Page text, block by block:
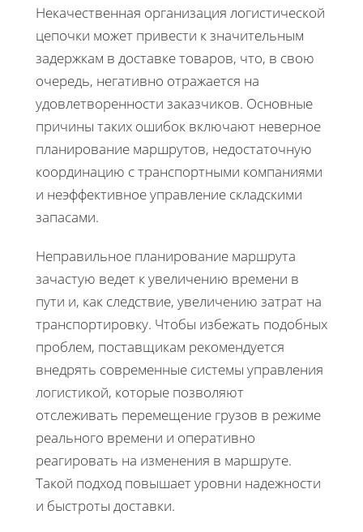
Некачественная организация логистической
цепочки может привести к значительным
задержкам в доставке товаров, что, в свою
очередь, негативно отражается на
удовлетворенности заказчиков. Основные
причины таких ошибок включают неверное
планирование маршрутов, недостаточную
координацию с транспортными компаниями
и неэффективное управление складскими
запасами.
Неправильное планирование маршрута
зачастую ведет к увеличению времени в
пути и, как следствие, увеличению затрат на
транспортировку. Чтобы избежать подобных
проблем, поставщикам рекомендуется
внедрять современные системы управления
логистикой, которые позволяют
отслеживать перемещение грузов в режиме
реального времени и оперативно
реагировать на изменения в маршруте.
Такой подход повышает уровни надежности
и быстроты доставки.